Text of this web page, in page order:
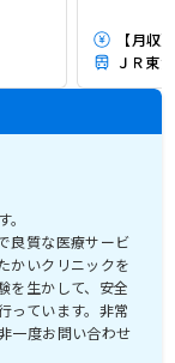
【月収
良質な医療サービ
かいクリニックを
を生かして、安全
っています。非常
一度お問い合わせ